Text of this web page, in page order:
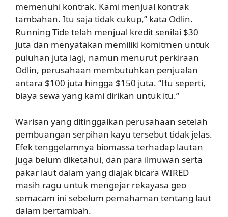
memenuhi kontrak. Kami menjual kontrak
tambahan. Itu saja tidak cukup,” kata Odlin.
Running Tide telah menjual kredit senilai $30
juta dan menyatakan memiliki komitmen untuk
puluhan juta lagi, namun menurut perkiraan
Odlin, perusahaan membutuhkan penjualan
antara $100 juta hingga $150 juta. “Itu seperti,
biaya sewa yang kami dirikan untuk itu.”
Warisan yang ditinggalkan perusahaan setelah
pembuangan serpihan kayu tersebut tidak jelas.
Efek tenggelamnya biomassa terhadap lautan
juga belum diketahui, dan para ilmuwan serta
pakar laut dalam yang diajak bicara WIRED
masih ragu untuk mengejar rekayasa geo
semacam ini sebelum pemahaman tentang laut
dalam bertambah.